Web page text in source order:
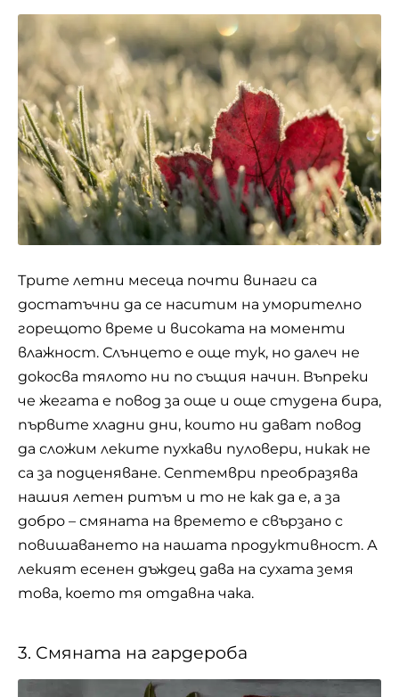
Трите летни месеца почти винаги са
достатъчни да се наситим на уморително
горещото време и високата на моменти
влажност. Слънцето е още тук, но далеч не
докосва тялото ни по същия начин. Въпреки
че жегата е повод за още и още студена бира,
първите хладни дни, които ни дават повод
да сложим леките пухкави пуловери, никак не
са за подценяване. Септември преобразява
нашия летен ритъм и то не как да е, а за
добро – смяната на времето е свързано с
повишаването на нашата продуктивност. А
лекият есенен дъждец дава на сухата земя
това, което тя отдавна чака.
3. Смяната на гардероба